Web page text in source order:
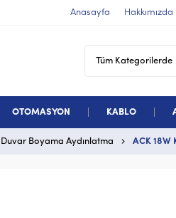
Anasayfa Hakkımızda
OTOMASYON KABLO
Duvar Boyama Aydınlatma ACK 18W